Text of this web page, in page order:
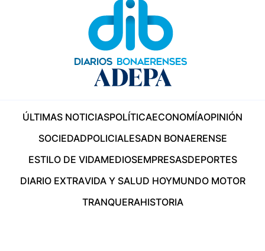
ÚLTIMAS NOTICIASPOLÍTICAECONOMÍAOPINIÓN
SOCIEDADPOLICIALESADN BONAERENSE
ESTILO DE VIDAMEDIOSEMPRESASDEPORTES
DIARIO EXTRAVIDA Y SALUD HOYMUNDO MOTOR
TRANQUERAHISTORIA